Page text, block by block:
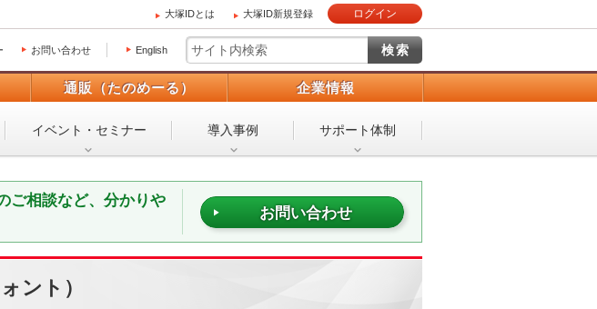
大塚IDとは 大塚ID新規登録 ログイン
お問い合わせ English
通販（たのめーる） 企業情報
イベント・ セミナー 導入事例 サポート体制
ご相談など、分かりや
お問い合わせ
ント）